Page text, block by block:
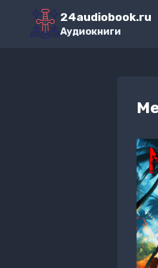
Перейти
содержимому
24audiobook.ru
Аудиокниги